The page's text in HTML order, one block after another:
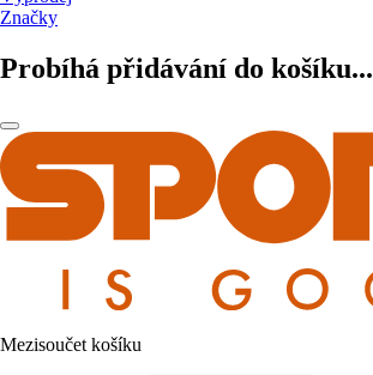
Značky
Probíhá přidávání do košíku...
Mezisoučet košíku